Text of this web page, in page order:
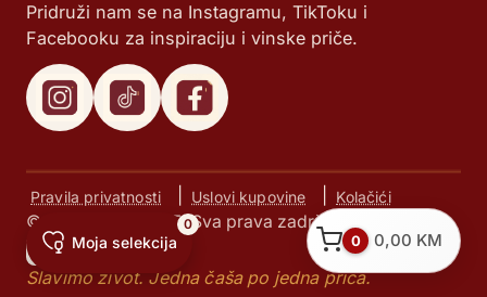
0 0,00 KM
Pridruži nam se na Instagramu, TikToku i
Facebooku za inspiraciju i vinske priče.
Pravila privatnosti Uslovi kupovine Kolačići
© Next d.o.o. 2025. Sva prava zadržana.
Slavimo život. Jedna čaša po jedna priča.
Moja selekcija
0